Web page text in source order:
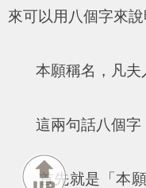
來可以用八個字來說
本願稱名，凡夫
這兩句話八個字
首先就是「本願